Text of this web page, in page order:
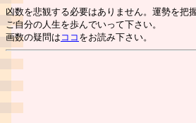
凶数を悲観する必要はありません。運勢を把
ご自分の人生を歩んでいって下さい。
画数の疑問は ココ をお読み下さい。